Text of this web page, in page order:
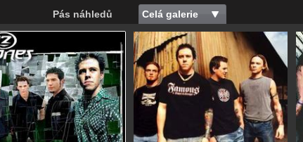
Pás náhledů Celá galerie